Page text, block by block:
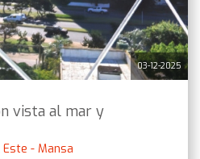
03-12-2025
vista al mar y
- Mansa